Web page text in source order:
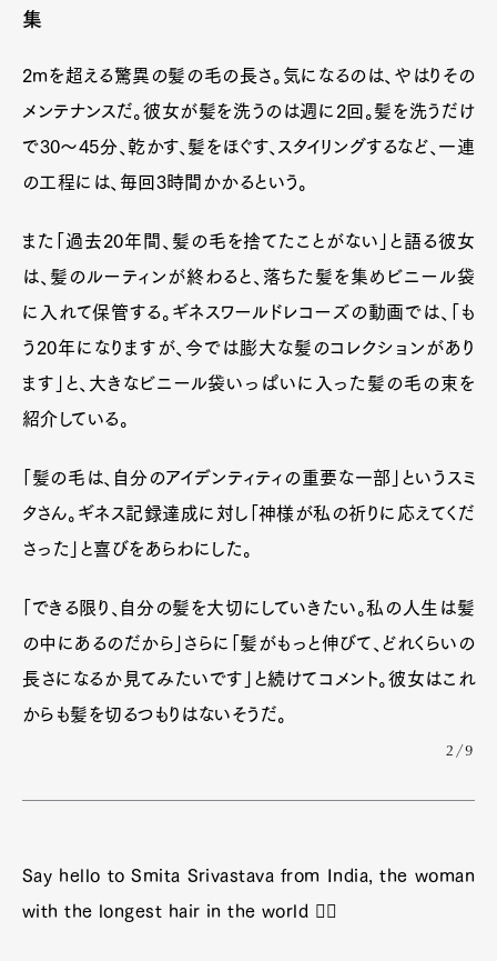
集
2mを超える驚異の髪の毛の長さ。気になるのは、やはりその
メンテナンスだ。彼女が髪を洗うのは週に2回。髪を洗うだけ
で30～45分、乾かす、髪をほぐす、スタイリングするなど、一連
の工程には、毎回3時間かかるという。
また「過去20年間、髪の毛を捨てたことがない」と語る彼女
は、髪のルーティンが終わると、落ちた髪を集めビニール袋
に入れて保管する。ギネスワールドレコーズの動画では、「も
う20年になりますが、今では膨大な髪のコレクションがあり
ます」と、大きなビニール袋いっぱいに入った髪の毛の束を
紹介している。
「髪の毛は、自分のアイデンティティの重要な一部」というスミ
タさん。ギネス記録達成に対し「神様が私の祈りに応えてくだ
さった」と喜びをあらわにした。
「できる限り、自分の髪を大切にしていきたい。私の人生は髪
の中にあるのだから」さらに「髪がもっと伸びて、どれくらいの
長さになるか見てみたいです」と続けてコメント。彼女はこれ
からも髪を切るつもりはないそうだ。
2/9
Say hello to Smita Srivastava from India, the woman
with the longest hair in the world 🙋‍♀️